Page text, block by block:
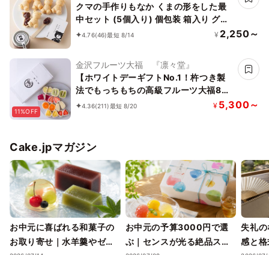
クマの手作りもなか くまの形をした最
中セット (5個入り) 個包装 箱入り グル
テンフリー 賞味期限1ヵ月 くまもなか
4.76(46)最短 8/14 ¥ 2,250～
11%OFF
金沢フルーツ大福 『凛々堂』
【ホワイトデーギフトNo.1！杵つき製
法でもっちもちの高級フルーツ大福8
種】 新食感！と旬のフルーツの甘み引
4.36(211)最短 8/20 ¥ 5,300～
Cake.jpマガジン
お中元に喜ばれる和菓子の
お取り寄せ｜水羊羹やゼリ
お中元の予算3000円で選
ぶ｜センスが光る絶品スイ
失礼
感と